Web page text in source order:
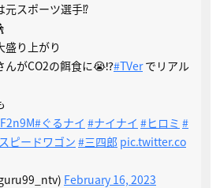
元スポーツ選手⁉️
盛り上がり
んがCO2の餌食に😭⁉️#TVerでリアル
#ぐるナイ #ナイナイ #ヒロミ #
ピードワゴン #三四郎 pic.twitter.co
February 16, 2023